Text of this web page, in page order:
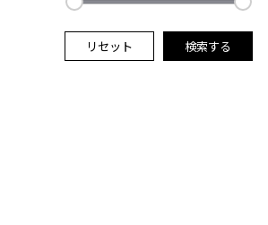
リセット 検索する